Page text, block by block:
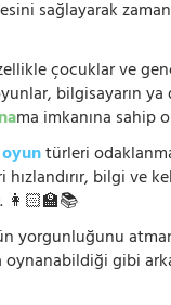
sağlayarak
çocuklar ve
bilgisayarın ya
ma imkanına sahip
oyuntürleri
bilgi ve
👩🏻‍🏫📚
yorgunluğunu
oynanabildiği gibi